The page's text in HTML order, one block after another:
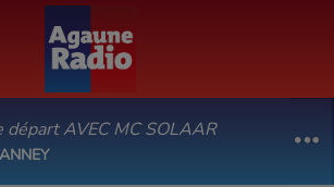
départ AVEC MC SOLAAR